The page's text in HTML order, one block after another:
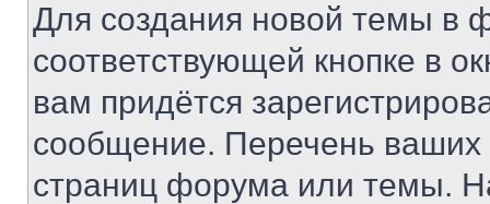
Для создания новой темы в
соответствующей кнопке в
вам придётся
сообщение. Перечень ваших
страниц форума или темы.